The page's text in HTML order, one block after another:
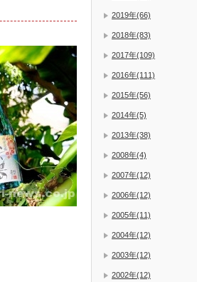
2019年(66)
2018年(83)
2017年(109)
2016年(111)
2015年(56)
2014年(5)
2013年(38)
2008年(4)
2007年(12)
2006年(12)
2005年(11)
2004年(12)
2003年(12)
2002年(12)